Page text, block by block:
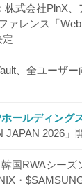
株式会社PlnX
ァレンス「
定
、全ユーザ
ールディング
JAPAN 2026」
国RWAシーズ
・